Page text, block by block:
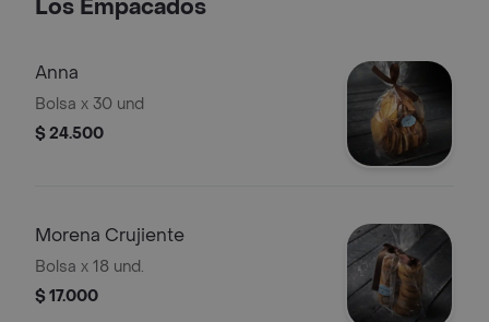
Los Empacados
Anna
Bolsa x 30 und
$ 24.500
Morena Crujiente
Bolsa x 18 und.
$ 17.000